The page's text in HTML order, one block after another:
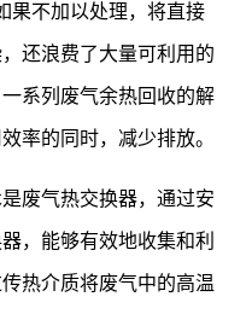
果不加以处理，将直接
还浪费了大量可利用的
系列废气余热回收的解
率的同时，减少排放。
废气热交换器，通过安
，能够有效地收集和利
热介质将废气中的高温